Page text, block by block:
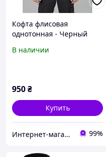
Кофта флисовая
однотонная - Черный
В наличии
950₴
Купить
Интернет-магазин Dream 99%